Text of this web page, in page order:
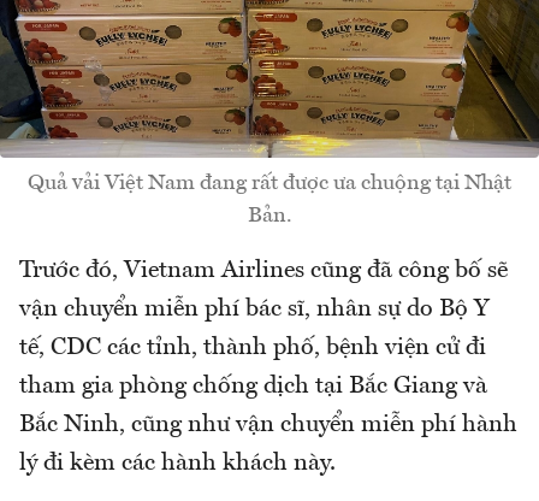
Quả vải Việt Nam đang rất được ưa chuộng tại Nhật
Bản.
Trước đó, Vietnam Airlines cũng đã công bố sẽ
vận chuyển miễn phí bác sĩ, nhân sự do Bộ Y
tế, CDC các tỉnh, thành phố, bệnh viện cử đi
tham gia phòng chống dịch tại Bắc Giang và
Bắc Ninh, cũng như vận chuyển miễn phí hành
lý đi kèm các hành khách này.